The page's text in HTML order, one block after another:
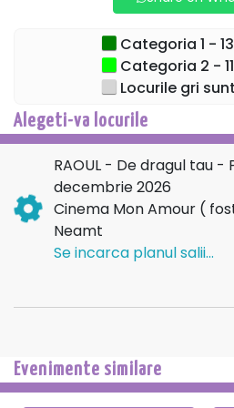
Spectacolul este o călătorie.
parcă timpul stă pe loc, până la
devine o singură respirație,
ci parte din ceea ce se
cântec spune o poveste, iar
lui.
„De dragul tău” este, în
Despre acel sentiment rar în
sală plină, ci te simți înțeles fără
alegi să fii acolo, nu vii doar
care rămâne cu tine, liniștit,
Categoria 1 -
Categoria 2 -
Locurile gri
Alegeti-va locurile
RAOUL - De dragul tau -
decembrie 2026
Cinema Mon Amour (
Neamt
Se incarca planul salii...
Evenimente similare